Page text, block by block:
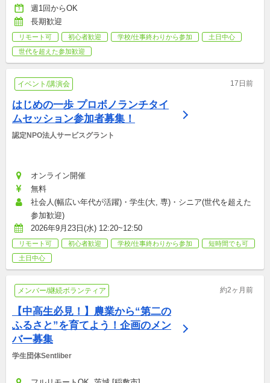
週1回からOK
長期歓迎
リモート可 初心者歓迎 学校/仕事終わりから参加
土日中心
世代を超えた参加歓迎
イベント/講演会 17日前
はじめの一歩 プロボノランチタイ
ムセッション参加者募集！
認定NPO法人サービスグラント
オンライン開催
無料
社会人(幅広い年代が活躍)・学生(大, 専)・シニア(世代を超えた
参加歓迎)
2026年9月23日(水) 12:20~12:50
リモート可 初心者歓迎 学校/仕事終わりから参加
短時間でも可
土日中心
メンバー/継続ボランティア 約2ヶ月前
【中高生必見！】農業から“第二の
ふるさと”を育てよう！企画のメン
バー募集
学生団体Sentliber